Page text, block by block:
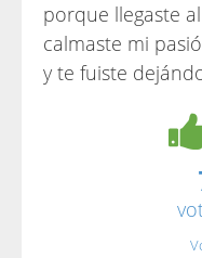
porque llegaste
calmaste mi
y te fuiste